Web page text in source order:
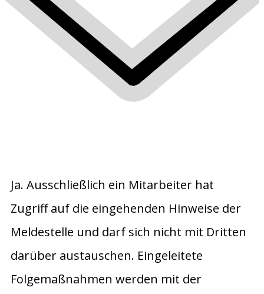
Ja. Ausschließlich ein Mitarbeiter hat
Zugriff auf die eingehenden Hinweise der
Meldestelle und darf sich nicht mit Dritten
darüber austauschen. Eingeleitete
Folgemaßnahmen werden mit der